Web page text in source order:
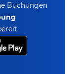
Buchungen